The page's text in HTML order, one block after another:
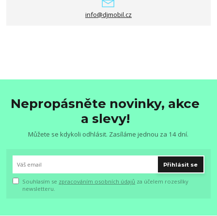
info@djmobil.cz
Nepropásněte novinky, akce
a slevy!
Můžete se kdykoli odhlásit. Zasíláme jednou za 14 dní.
Přihlásit se
Souhlasím se zpracováním osobních údajů za účelem rozesílky
newsletteru.